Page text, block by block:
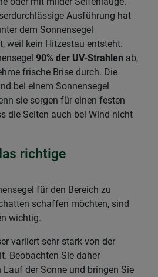
Ausführung hat
dem Sonnensegel
weil kein Hitzestau entsteht.
90% der UV-Strahlen ab,
frische Brise durch. Die
bei einem Sonnensegel
sie sorgen für einen festen
die Seiten auch bei Wind nicht
richtige
für den Bereich zu
schaffen möchten, sind
wichtig.
variiert sehr stark von der
Beobachten Sie daher
der Sonne und bringen Sie